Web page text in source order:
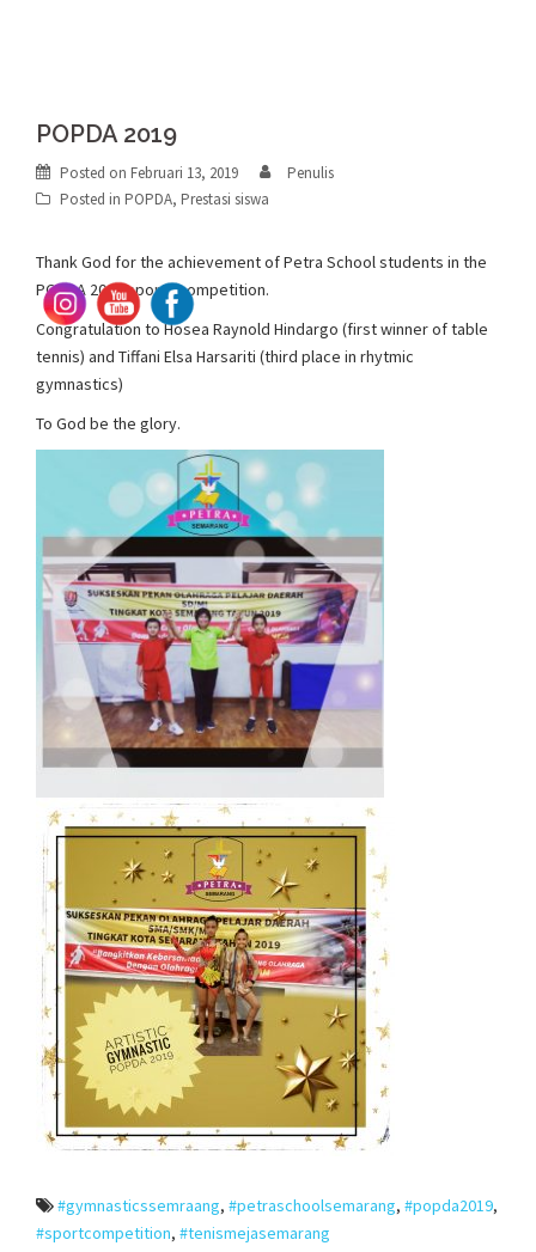
POPDA 2019
Posted on Februari 13, 2019
Penulis
Posted in POPDA, Prestasi siswa
Thank God for the achievement of Petra School students in the
POPDA 2019 sports competition.
Congratulation to Hosea Raynold Hindargo (first winner of table
tennis) and Tiffani Elsa Harsariti (third place in rhytmic
gymnastics)
To God be the glory.
#gymnasticssemraang, #petraschoolsemarang, #popda2019,
#sportcompetition, #tenismejasemarang